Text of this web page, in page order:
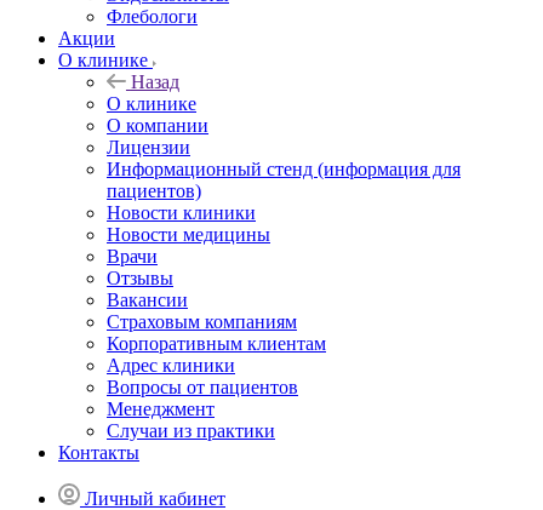
Флебологи
Акции
О клинике
Назад
О клинике
О компании
Лицензии
Информационный стенд (информация для
пациентов)
Новости клиники
Новости медицины
Врачи
Отзывы
Вакансии
Страховым компаниям
Корпоративным клиентам
Адрес клиники
Вопросы от пациентов
Менеджмент
Случаи из практики
Контакты
Личный кабинет